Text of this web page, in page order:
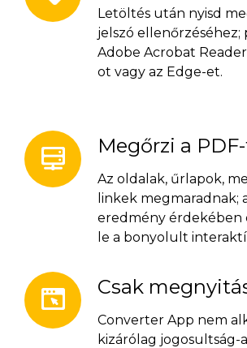
Letöltés után nyisd
jelszó ellenőrzéséhez;
Adobe Acrobat
ot vagy az Edge-et.
Megőrzi a
Az oldalak, űrlapok,
linkek megmaradnak;
eredmény érdekében
le a bonyolult
Csak
Converter App nem
kizárólag jogosultság-